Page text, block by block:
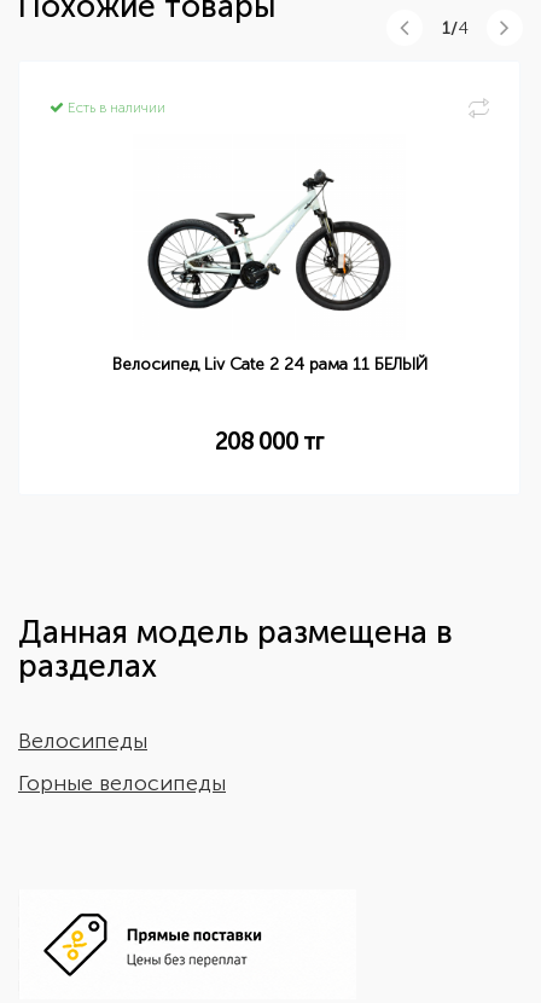
Есть в наличии
Велосипед Liv Cate 2 24 рама 11 БЕЛЫЙ
208 000 тг
1/4
Данная модель размещена в
разделах
Велосипеды
Горные велосипеды